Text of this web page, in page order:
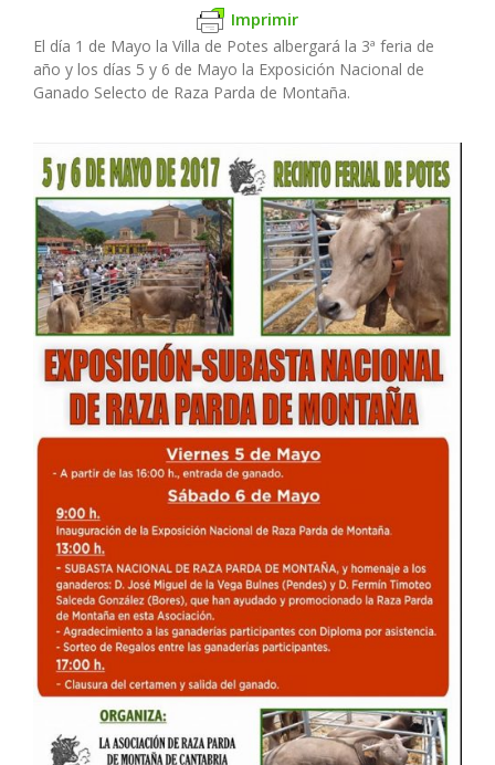
Imprimir
El día 1 de Mayo la Villa de Potes albergará la 3ª feria de
año y los días 5 y 6 de Mayo la Exposición Nacional de
Ganado Selecto de Raza Parda de Montaña.